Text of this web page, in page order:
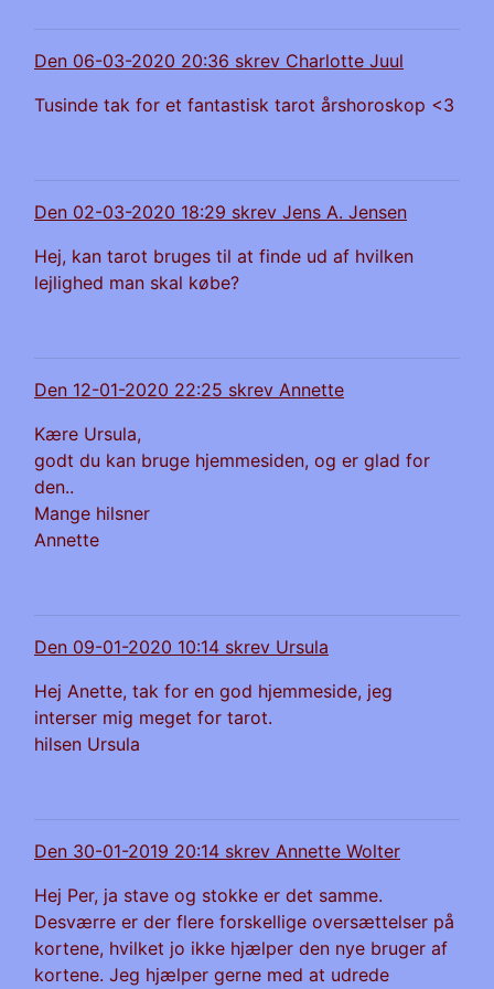
Den 06-03-2020 20:36 skrev Charlotte Juul
Tusinde tak for et fantastisk tarot årshoroskop <3
Den 02-03-2020 18:29 skrev Jens A. Jensen
Hej, kan tarot bruges til at finde ud af hvilken
lejlighed man skal købe?
Den 12-01-2020 22:25 skrev Annette
Kære Ursula,
godt du kan bruge hjemmesiden, og er glad for
den..
Mange hilsner
Annette
Den 09-01-2020 10:14 skrev Ursula
Hej Anette, tak for en god hjemmeside, jeg
interser mig meget for tarot.
hilsen Ursula
Den 30-01-2019 20:14 skrev Annette Wolter
Hej Per, ja stave og stokke er det samme.
Desværre er der flere forskellige oversættelser på
kortene, hvilket jo ikke hjælper den nye bruger af
kortene. Jeg hjælper gerne med at udrede